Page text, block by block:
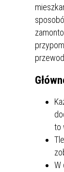
to
W